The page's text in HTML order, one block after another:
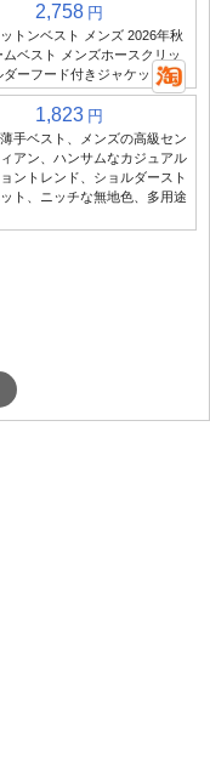
2,758 円
トンベスト メンズ 2026年秋
ベスト メンズホースクリッ
ダーフード付きジャケット
1,823 円
手ベスト、メンズの高級セン
アン、ハンサムなカジュアル
ントレンド、ショルダースト
ト、ニッチな無地色、多用途